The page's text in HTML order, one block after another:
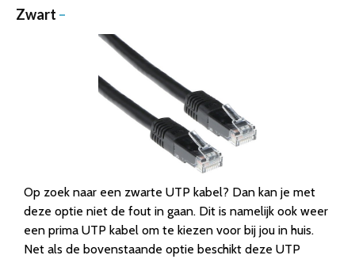
Zwart –
Op zoek naar een zwarte UTP kabel? Dan kan je met
deze optie niet de fout in gaan. Dit is namelijk ook weer
een prima UTP kabel om te kiezen voor bij jou in huis.
Net als de bovenstaande optie beschikt deze UTP